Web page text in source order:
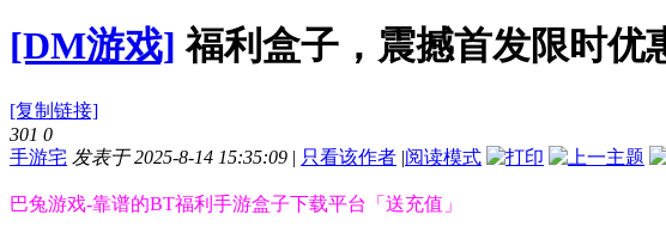
[DM游戏] 福利盒子，震撼首发限时优
[复制链接]
301 0
手游宅 发表于 2025-8-14 15:35:09 | 只看该作者 |阅读模式
巴兔游戏-靠谱的BT福利手游盒子下载平台「送充值」